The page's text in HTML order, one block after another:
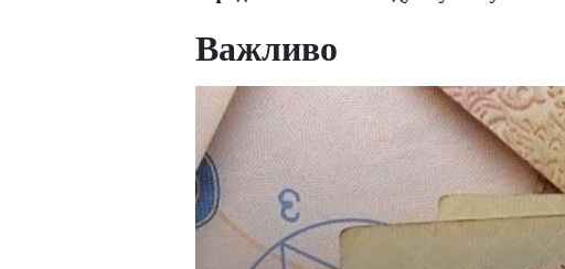
доплатам
Важливо